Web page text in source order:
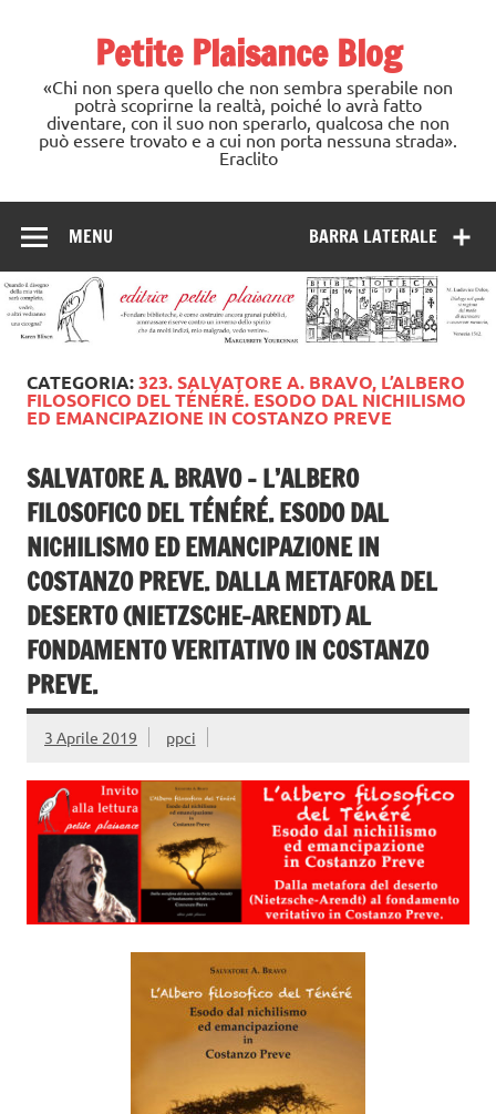
Petite Plaisance Blog
«Chi non spera quello che non sembra sperabile non
potrà scoprirne la realtà, poiché lo avrà fatto
diventare, con il suo non sperarlo, qualcosa che non
può essere trovato e a cui non porta nessuna strada».
Eraclito
BARRA LATERALE
MENU
CATEGORIA:323. SALVATORE A. BRAVO, L’ALBERO
FILOSOFICO DEL TÉNÉRÉ. ESODO DAL NICHILISMO
ED EMANCIPAZIONE IN COSTANZO PREVE
SALVATORE A. BRAVO – L’ALBERO
FILOSOFICO DEL TÉNÉRÉ. ESODO DAL
NICHILISMO ED EMANCIPAZIONE IN
COSTANZO PREVE. DALLA METAFORA DEL
DESERTO (NIETZSCHE-ARENDT) AL
FONDAMENTO VERITATIVO IN COSTANZO
PREVE.
3 Aprile 2019 ppci